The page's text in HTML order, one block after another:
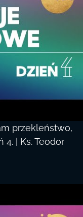
przekleństwo,
4. | Ks. Teodor